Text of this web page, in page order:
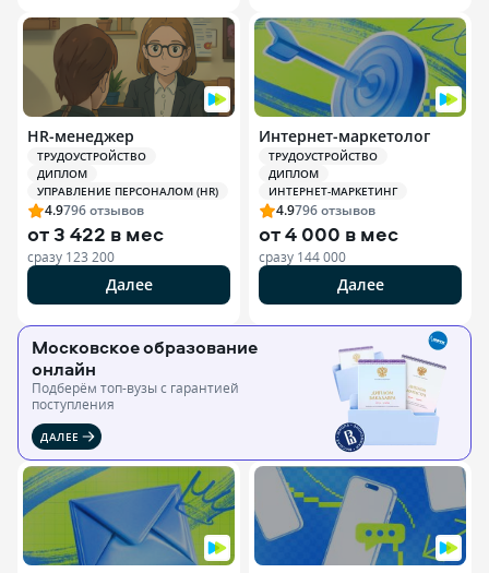
HR-менеджер
ТРУДОУСТРОЙСТВО
ДИПЛОМ
УПРАВЛЕНИЕ ПЕРСОНАЛОМ (HR)
4.9796отзывов
от3 422 в мес
сразу 123 200
Далее
Интернет-маркетолог
ТРУДОУСТРОЙСТВО
ДИПЛОМ
ИНТЕРНЕТ-МАРКЕТИНГ
4.9796отзывов
от4 000 в мес
сразу 144 000
Далее
Московское образование
онлайн
Подберём топ-вузы c гарантией
поступления
ДАЛЕЕ